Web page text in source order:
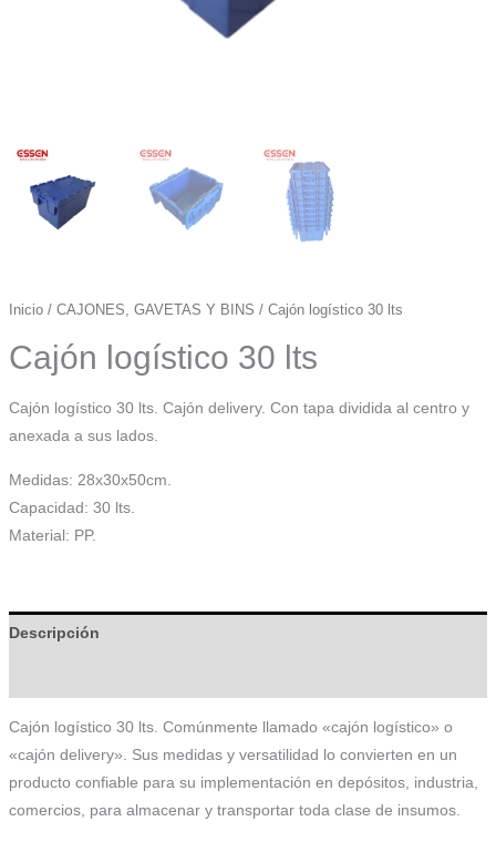
Inicio/ CAJONES, GAVETAS Y BINS / Cajón logístico 30 lts
Cajón logístico 30 lts
Cajón logístico 30 lts. Cajón delivery. Con tapa dividida al centro y
anexada a sus lados.
Medidas: 28x30x50cm.
Capacidad: 30 lts.
Material: PP.
Descripción
Cajón logístico 30 lts. Comúnmente llamado «cajón logístico» o
«cajón delivery». Sus medidas y versatilidad lo convierten en un
producto confiable para su implementación en depósitos, industria,
comercios, para almacenar y transportar toda clase de insumos.